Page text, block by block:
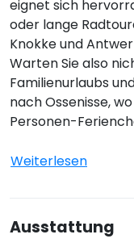
eignet sich
oder lange
Knokke und
Warten Sie also
Familienurlaubs
nach Ossenisse,
Personen-
Weiterlesen
Ausstattung